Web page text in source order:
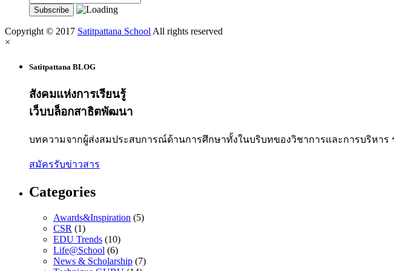
Copyright © 2017 Satitpattana School All rights reserved
×
Satitpattana BLOG
สังคมแห่งการเรียนรู้
เว็บบล็อกสาธิตพัฒนา
บทความจากผู้ส่งสมประสบการณ์ด้านการศึกษาทั้งในบริบทของวิชาการและการบริหา
สมัครรับข่าวสาร
Categories
Awards&Inspiration (5)
CSR (1)
EDU Trends (10)
Life@School (6)
News & Scholarship (7)